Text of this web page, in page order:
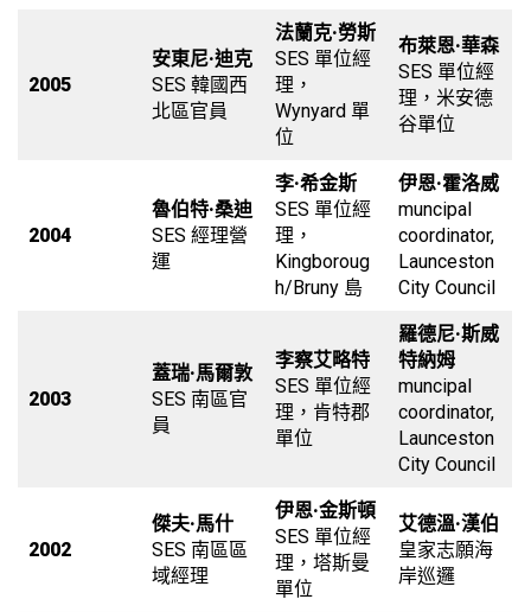
2005
安東尼·迪克
SES 韓國西
北區官員
法蘭克·勞斯
SES 單位經
理，
Wynyard 單
位
布萊恩·華森
SES 單位經
理，米安德
谷單位
2004
魯伯特·桑迪
SES 經理營
運
李·希金斯
SES 單位經
理，
Kingboroug
h/Bruny 島
伊恩·霍洛威
muncipal
coordinator,
Launceston
City Council
2003
蓋瑞·馬爾敦
SES 南區官
員
李察艾略特
SES 單位經
理，肯特郡
單位
羅德尼·斯威
特納姆
muncipal
coordinator,
Launceston
City Council
2002
傑夫·馬什
SES 南區區
域經理
伊恩·金斯頓
SES 單位經
理，塔斯曼
單位
艾德溫·漢伯
皇家志願海
岸巡邏